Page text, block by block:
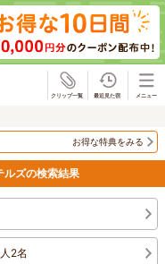
お得な特典をみる
ルズの検索結果
2名